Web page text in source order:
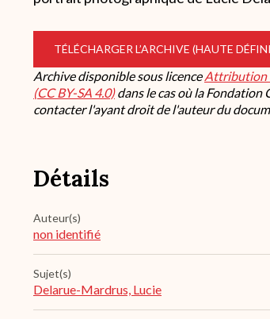
TÉLÉCHARGER L’ARCHIVE (HAUTE
Archive disponible sous licenceAttribution
(CC BY-SA 4.0)dans le cas où la Fondation
contacter l'ayant droit de l'auteur du
Détails
Auteur(s)
non identifié
Sujet(s)
Delarue-Mardrus, Lucie